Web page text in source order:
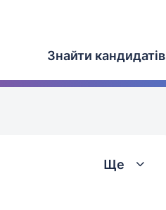
Знайти кандидатів
Ще